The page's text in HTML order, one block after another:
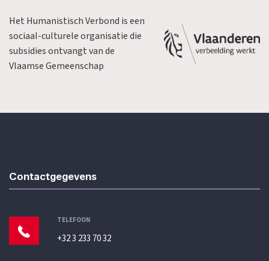
Het Humanistisch Verbond is een
sociaal-culturele organisatie die
subsidies ontvangt van de
Vlaamse Gemeenschap
Contactgegevens
TELEFOON
+32 3 233 70 32